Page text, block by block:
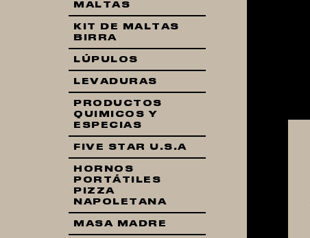
MALTAS
KIT DE MALTAS
BIRRA
LÚPULOS
LEVADURAS
PRODUCTOS
QUIMICOS Y
ESPECIAS
FIVE STAR U.S.A
HORNOS
PORTÁTILES
PIZZA
NAPOLETANA
MASA MADRE